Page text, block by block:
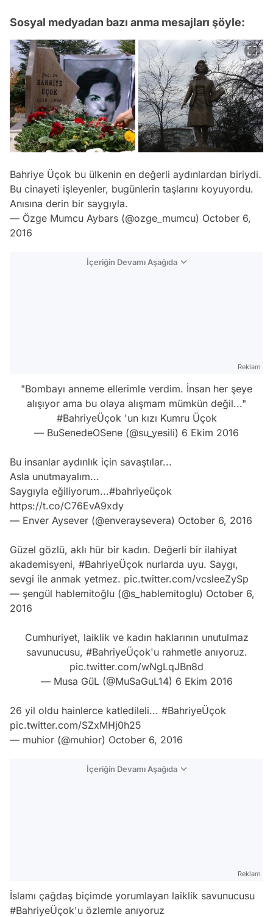
Sosyal medyadan bazı anma mesajları şöyle:
Bahriye Üçok bu ülkenin en değerli aydınlardan biriydi.
Bu cinayeti işleyenler, bugünlerin taşlarını koyuyordu.
Anısına derin bir saygıyla.
— Özge Mumcu Aybars (@ozge_mumcu) October 6,
2016
İçeriğin Devamı Aşağıda
Reklam
"Bombayı anneme ellerimle verdim. İnsan her şeye
alışıyor ama bu olaya alışmam mümkün değil..."
#BahriyeÜçok 'un kızı Kumru Üçok
— BuSenedeOSene (@su_yesili) 6 Ekim 2016
Bu insanlar aydınlık için savaştılar...
Asla unutmayalım...
Saygıyla eğiliyorum...#bahriyeüçok
https://t.co/C76EvA9xdy
— Enver Aysever (@enveraysevera) October 6, 2016
Güzel gözlü, aklı hür bir kadın. Değerli bir ilahiyat
akademisyeni, #BahriyeÜçok nurlarda uyu. Saygı,
sevgi ile anmak yetmez. pic.twitter.com/vcsleeZySp
— şengül hablemitoğlu (@s_hablemitoglu) October 6,
2016
Cumhuriyet, laiklik ve kadın haklarının unutulmaz
savunucusu, #BahriyeÜçok'u rahmetle anıyoruz.
pic.twitter.com/wNgLqJBn8d
— Musa GüL (@MuSaGuL14) 6 Ekim 2016
26 yil oldu hainlerce katledileli... #BahriyeÜçok
pic.twitter.com/SZxMHj0h25
— muhior (@muhior) October 6, 2016
İçeriğin Devamı Aşağıda
Reklam
İslamı çağdaş biçimde yorumlayan laiklik savunucusu
#BahriyeÜçok'u özlemle anıyoruz